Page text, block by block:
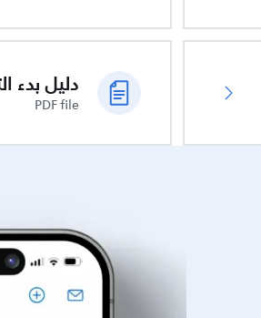
دليل بدء
PDF file